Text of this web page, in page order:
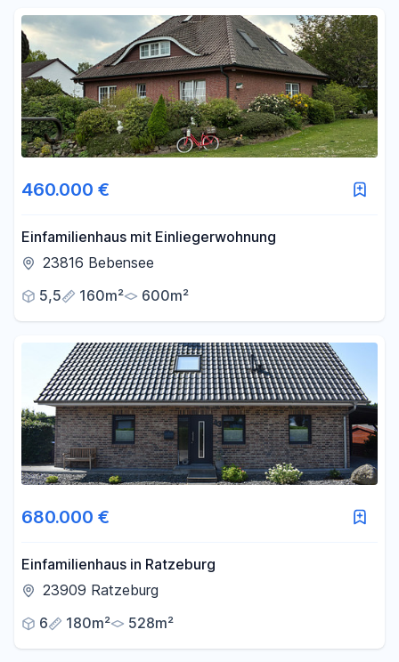
460.000 €
Einfamilienhaus mit Einliegerwohnung
23816 Bebensee
5,5
160m² 600m²
680.000 €
Einfamilienhaus in Ratzeburg
23909 Ratzeburg
6
180m² 528m²